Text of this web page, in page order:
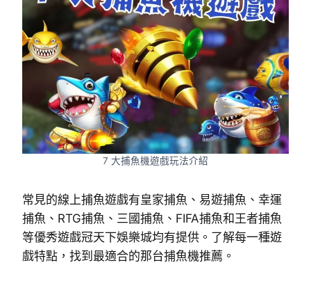
7 大捕魚機遊戲玩法介紹
常見的線上捕魚遊戲有皇家捕魚、易遊捕魚、幸運
捕魚、RTG捕魚、三國捕魚、FIFA捕魚和王者捕魚
等優秀遊戲冠天下娛樂城均有提供。了解每一種遊
戲特點，找到最適合的那台捕魚機推薦。